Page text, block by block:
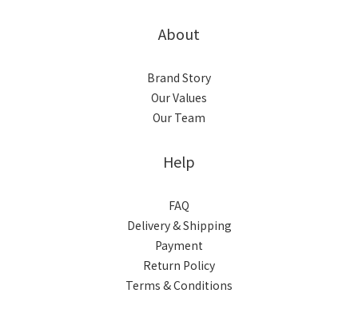
About
Brand Story
Our Values
Our Team
Help
FAQ
Delivery & Shipping
Payment
Return Policy
Terms & Conditions